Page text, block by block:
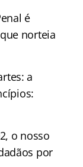
é
norteia
a
o nosso
por